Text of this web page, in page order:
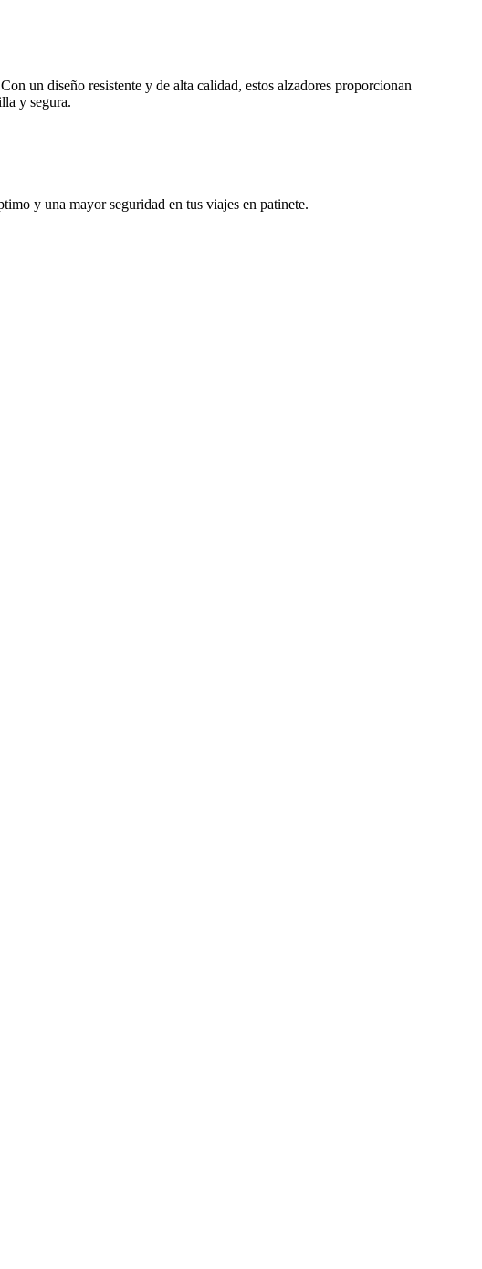
un diseño resistente y de alta calidad, estos alzadores proporcionan
y segura.
y una mayor seguridad en tus viajes en patinete.